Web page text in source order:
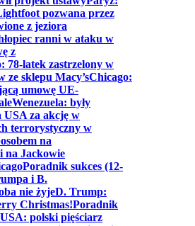
pozwana przez
z jeziora
ranni w ataku w
z
78-latek zastrzelony w
ze sklepu Macy’sChicago:
umowę UE-
Wenezuela: były
USA za akcję w
terrorystyczny w
na
na Jackowie
Poradnik sukces (12-
i B.
nie żyjeD. Trump:
Christmas!Poradnik
USA: polski pięściarz